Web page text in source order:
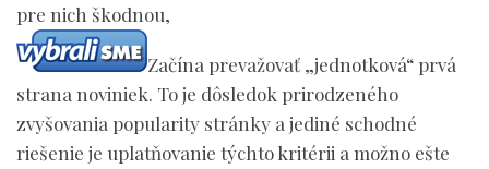
pre nich škodnou,
Začína prevažovať „jednotková“ prvá
strana noviniek. To je dôsledok prirodzeného
zvyšovania popularity stránky a jediné schodné
riešenie je uplatňovanie týchto kritérii a možno ešte